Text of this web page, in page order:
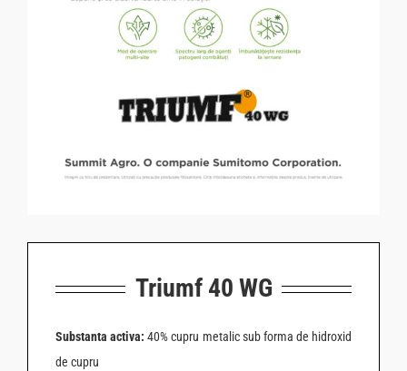
Triumf 40 WG
Substanta activa: 40% cupru metalic sub forma de hidroxid
de cupru